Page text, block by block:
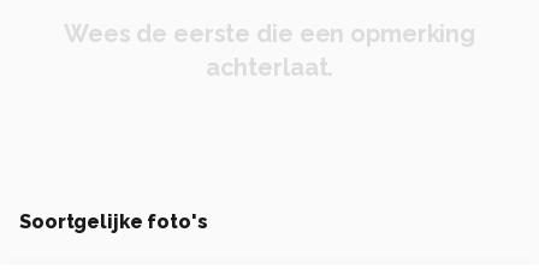
Wees de eerste die een opmerking
achterlaat.
Soortgelijke foto's